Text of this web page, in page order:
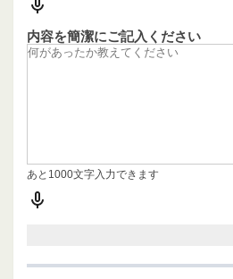
内容を簡潔にご記入ください
あと1000文字入力できます